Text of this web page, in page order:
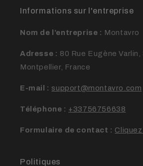
Informations sur l'entreprise
Nom de l’entreprise : Montavro
Adresse : 80 Rue Eugène
Montpellier, France
E-mail : support@montavro.com
Téléphone : +33756756638
Formulaire de contact : Cliquez
Politiques